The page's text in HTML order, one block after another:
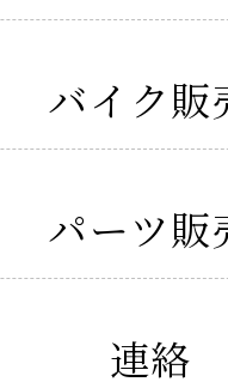
バイク販
パーツ販
連絡